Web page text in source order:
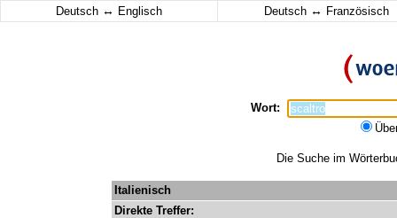
Deutsch ↔ Englisch Deutsch ↔ Französisch
Wort:
Die Suche im
Italienisch
Direkte Treffer: